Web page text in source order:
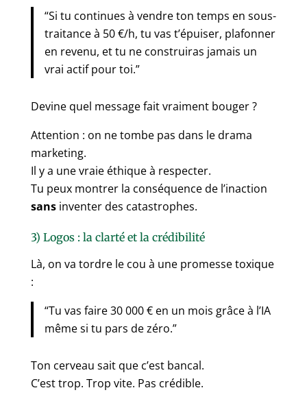
“Si tu continues à vendre ton temps en sous-
traitance à 50 €/h, tu vas t’épuiser, plafonner
en revenu, et tu ne construiras jamais un
vrai actif pour toi.”
Devine quel message fait vraiment bouger ?
Attention : on ne tombe pas dans le drama
marketing.
Il y a une vraie éthique à respecter.
Tu peux montrer la conséquence de l’inaction
sansinventer des catastrophes.
3) Logos : la clarté et la crédibilité
Là, on va tordre le cou à une promesse toxique
:
“Tu vas faire 30 000 € en un mois grâce à l’IA
même si tu pars de zéro.”
Ton cerveau sait que c’est bancal.
C’est trop. Trop vite. Pas crédible.